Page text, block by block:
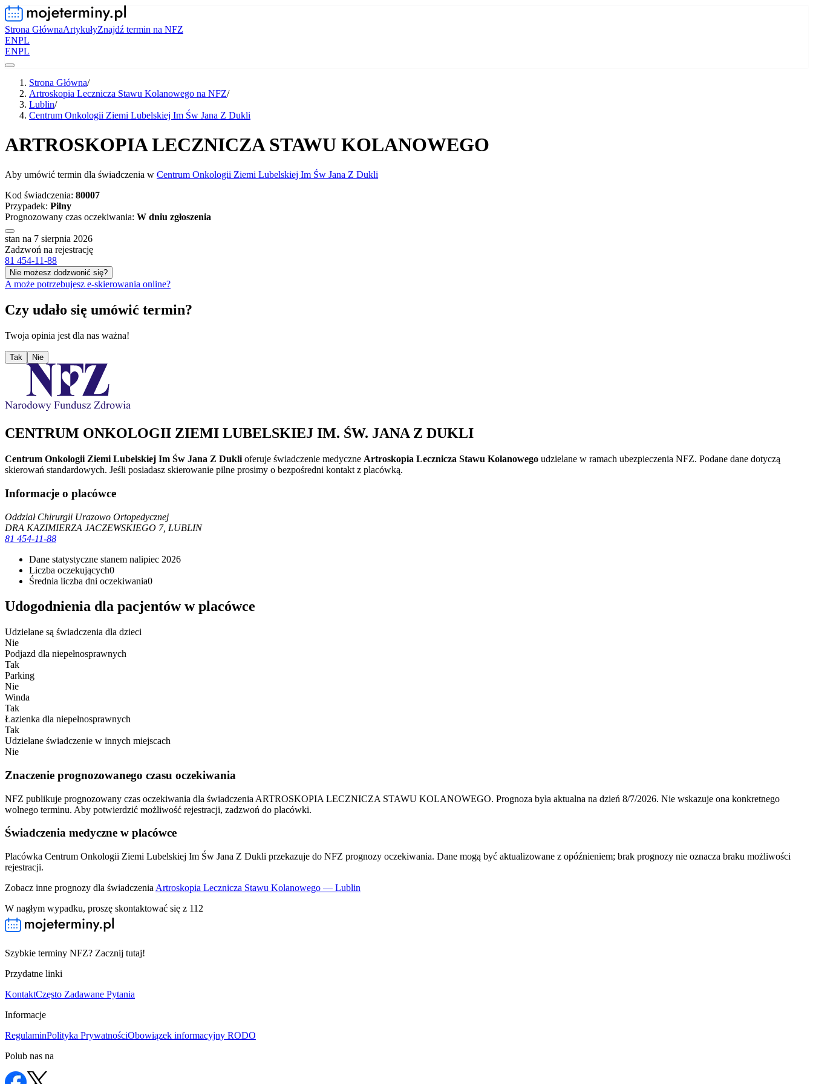
Strona GłównaArtykułyZnajdź termin na NFZ
ENPL
ENPL
Strona Główna/
Artroskopia Lecznicza Stawu Kolanowego na NFZ/
Lublin/
Centrum Onkologii Ziemi Lubelskiej Im Św Jana Z Dukli
ARTROSKOPIA LECZNICZA STAWU KOLANOWEGO
Aby umówić termin dla świadczenia w Centrum Onkologii Ziemi Lubelskiej Im Św Jana Z Dukli
Kod świadczenia: 80007
Przypadek: Pilny
Prognozowany czas oczekiwania: W dniu zgłoszenia
stan na 7 sierpnia 2026
Zadzwoń na rejestrację
81 454-11-88
Nie możesz dodzwonić się?
A może potrzebujesz e-skierowania online?
Czy udało się umówić termin?
Twoja opinia jest dla nas ważna!
Tak Nie
CENTRUM ONKOLOGII ZIEMI LUBELSKIEJ IM. ŚW. JANA Z DUKLI
Centrum Onkologii Ziemi Lubelskiej Im Św Jana Z Dukli oferuje świadczenie medyczne Artroskopia Lecznicza Stawu Kolanowego udzielane w ramach ubezpieczenia NFZ. Podane dane dotyczą
skierowań standardowych. Jeśli posiadasz skierowanie pilne prosimy o bezpośredni kontakt z placówką.
Informacje o placówce
Oddział Chirurgii Urazowo Ortopedycznej
DRA KAZIMIERZA JACZEWSKIEGO 7, LUBLIN
81 454-11-88
Dane statystyczne stanem nalipiec 2026
Liczba oczekujących0
Średnia liczba dni oczekiwania0
Udogodnienia dla pacjentów w placówce
Udzielane są świadczenia dla dzieci
Nie
Podjazd dla niepełnosprawnych
Tak
Parking
Nie
Winda
Tak
Łazienka dla niepełnosprawnych
Tak
Udzielane świadczenie w innych miejscach
Nie
Znaczenie prognozowanego czasu oczekiwania
NFZ publikuje prognozowany czas oczekiwania dla świadczenia ARTROSKOPIA LECZNICZA STAWU KOLANOWEGO. Prognoza była aktualna na dzień 8/7/2026. Nie wskazuje ona konkretnego
wolnego terminu. Aby potwierdzić możliwość rejestracji, zadzwoń do placówki.
Świadczenia medyczne w placówce
Placówka Centrum Onkologii Ziemi Lubelskiej Im Św Jana Z Dukli przekazuje do NFZ prognozy oczekiwania. Dane mogą być aktualizowane z opóźnieniem; brak prognozy nie oznacza braku możliwości
rejestracji.
Zobacz inne prognozy dla świadczenia Artroskopia Lecznicza Stawu Kolanowego — Lublin
W nagłym wypadku, proszę skontaktować się z 112
Szybkie terminy NFZ? Zacznij tutaj!
Przydatne linki
KontaktCzęsto Zadawane Pytania
Informacje
RegulaminPolityka PrywatnościObowiązek informacyjny RODO
Polub nas na